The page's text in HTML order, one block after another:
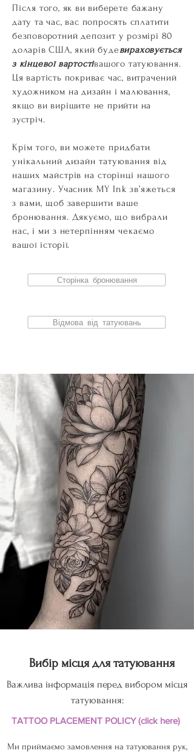
Після того, як ви виберете бажану
дату та час, вас попросять сплатити
безповоротний депозит у розмірі 80
доларів США, який будевираховується
з кінцевої вартостівашого татуювання.
Ця вартість покриває час, витрачений
художником на дизайн і малювання,
якщо ви вирішите не прийти на
зустріч.
Крім того, ви можете придбати
унікальний дизайн татуювання від
наших майстрів на сторінці нашого
магазину. Учасник MY Ink зв’яжеться
з вами, щоб завершити ваше
бронювання. Дякуємо, що вибрали
нас, і ми з нетерпінням чекаємо
вашої історії.
Сторінка бронювання
Відмова від татуювань
Вибір місця для татуювання
Важлива інформація перед вибором місця
татуювання:
TATTOO PLACEMENT POLICY (click here)
Ми приймаємо замовлення на татуювання рук,